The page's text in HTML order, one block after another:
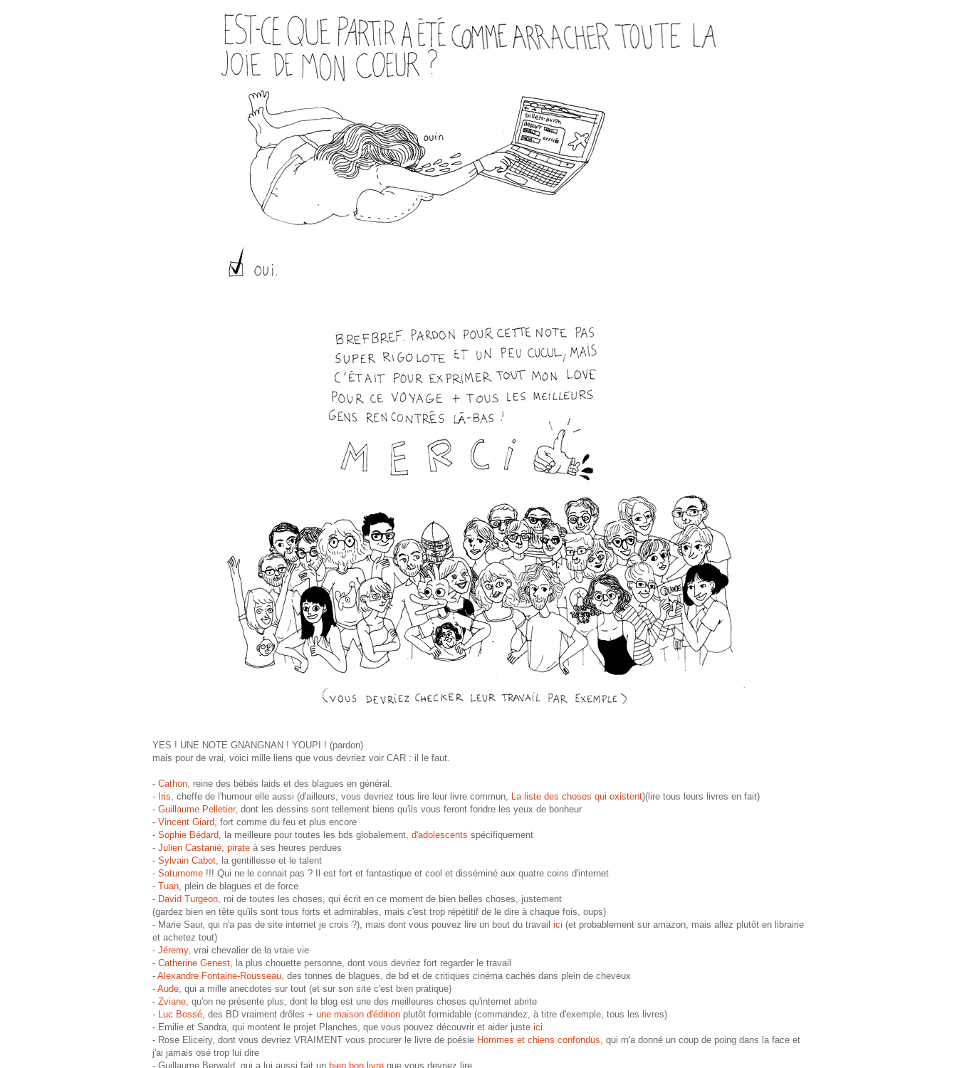
YES ! UNE NOTE GNANGNAN ! YOUPI ! (pardon)
mais pour de vrai, voici mille liens que vous devriez voir CAR : il le faut.
- Cathon, reine des bébés laids et des blagues en général.
- Iris, cheffe de l'humour elle aussi (d'ailleurs, vous devriez tous lire leur livre commun, La liste des choses qui existent)(lire tous leurs livres en fait)
- Guillaume Pelletier, dont les dessins sont tellement biens qu'ils vous feront fondre les yeux de bonheur
- Vincent Giard, fort comme du feu et plus encore
- Sophie Bédard, la meilleure pour toutes les bds globalement, d'adolescents spécifiquement
- Julien Castanié, pirate à ses heures perdues
- Sylvain Cabot, la gentillesse et le talent
- Saturnome !!! Qui ne le connait pas ? Il est fort et fantastique et cool et disséminé aux quatre coins d'internet
- Tuan, plein de blagues et de force
- David Turgeon, roi de toutes les choses, qui écrit en ce moment de bien belles choses, justement
(gardez bien en tête qu'ils sont tous forts et admirables, mais c'est trop répétitif de le dire à chaque fois, oups)
- Marie Saur, qui n'a pas de site internet je crois ?), mais dont vous pouvez lire un bout du travail ici (et probablement sur amazon, mais allez plutôt en librairie
et achetez tout)
- Jéremy, vrai chevalier de la vraie vie
- Catherine Genest, la plus chouette personne, dont vous devriez fort regarder le travail
- Alexandre Fontaine-Rousseau, des tonnes de blagues, de bd et de critiques cinéma cachés dans plein de cheveux
- Aude, qui a mille anecdotes sur tout (et sur son site c'est bien pratique)
- Zviane, qu'on ne présente plus, dont le blog est une des meilleures choses qu'internet abrite
- Luc Bossé, des BD vraiment drôles + une maison d'édition plutôt formidable (commandez, à titre d'exemple, tous les livres)
- Emilie et Sandra, qui montent le projet Planches, que vous pouvez découvrir et aider juste ici
- Rose Eliceiry, dont vous devriez VRAIMENT vous procurer le livre de poésie Hommes et chiens confondus, qui m'a donné un coup de poing dans la face et
j'ai jamais osé trop lui dire
- Guillaume Berwald, qui a lui aussi fait un bien bon livre que vous devriez lire